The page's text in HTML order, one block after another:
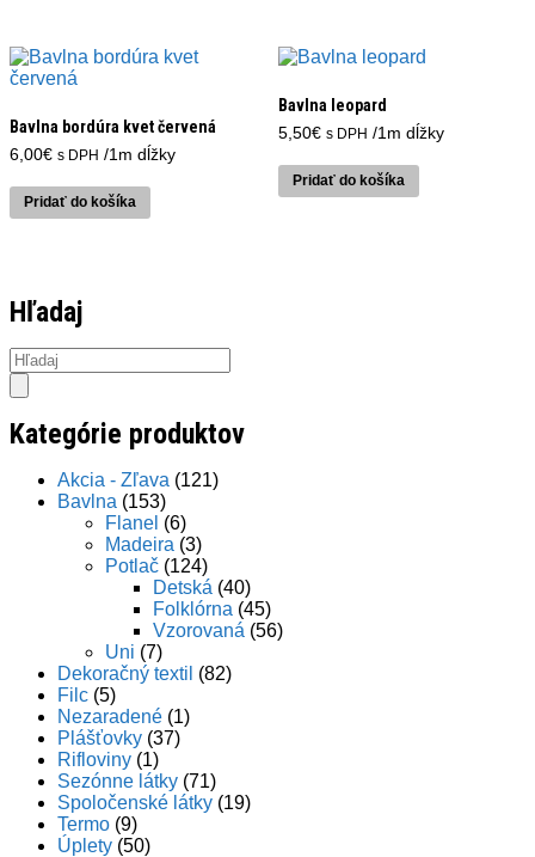
Bavlna bordúra kvet červená
6,00€ s DPH /1m dĺžky
Pridať do košíka
Bavlna leopard
5,50€ s DPH /1m dĺžky
Pridať do košíka
Hľadaj
Products
search
Kategórie produktov
Akcia - Zľava (121)
Bavlna (153)
Flanel (6)
Madeira (3)
Potlač (124)
Detská (40)
Folklórna (45)
Vzorovaná (56)
Uni (7)
Dekoračný textil (82)
Filc (5)
Nezaradené (1)
Plášťovky (37)
Rifloviny (1)
Sezónne látky (71)
Spoločenské látky (19)
Termo (9)
Úplety (50)